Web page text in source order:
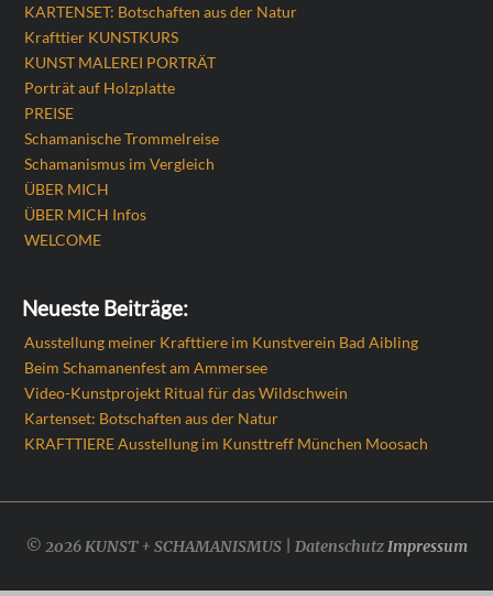
KARTENSET: Botschaften aus der Natur
Krafttier KUNSTKURS
KUNST MALEREI PORTRÄT
Porträt auf Holzplatte
PREISE
Schamanische Trommelreise
Schamanismus im Vergleich
ÜBER MICH
ÜBER MICH Infos
WELCOME
Neueste Beiträge:
Ausstellung meiner Krafttiere im Kunstverein Bad Aibling
Beim Schamanenfest am Ammersee
Video-Kunstprojekt Ritual für das Wildschwein
Kartenset: Botschaften aus der Natur
KRAFTTIERE Ausstellung im Kunsttreff München Moosach
© 2026 KUNST + SCHAMANISMUS | Datenschutz Impressum